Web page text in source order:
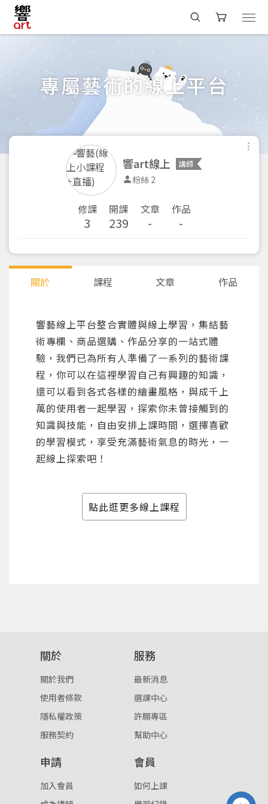
註冊
按下註冊即代表你同意我們的使用者條款
您將收到一封Email，請依照信件中的指示重新登
系統偵測到您的帳號重複登入，
專屬藝術的線上平台
響art線上 講師
粉絲 2
修課
3
開課
239
文章
-
作品
-
關於 課程 文章 作品
響藝線上平台整合實體與線上學習，集結藝
術專欄、商品選購、作品分享的一站式體
驗，我們已為所有人準備了一系列的藝術課
程，你可以在這裡學習自己有興趣的知識，
還可以看到各式各樣的繪畫風格，與成千上
萬的使用者一起學習，探索你未曾接觸到的
知識與技能，自由安排上課時間，選擇喜歡
的學習模式，享受充滿藝術氣息的時光，一
起線上探索吧！
點此逛更多線上課程
關於
關於我們
使用者條款
隱私權政策
服務契約
服務
最新消息
選課中心
許願專區
幫助中心
申請
加入會員
會員
如何上課